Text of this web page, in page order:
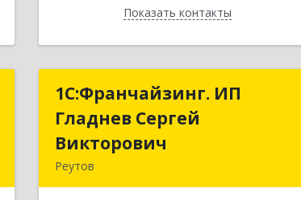
Показать контакты
Назад
1С:Франчайзинг. ИП
Гладнев Сергей
Викторович
Реутов
1С:Франчайзинг. ИП
Гладнев Сергей